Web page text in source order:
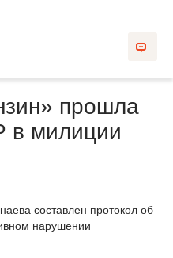
прошла
в милиции
составлен протокол об
нарушении